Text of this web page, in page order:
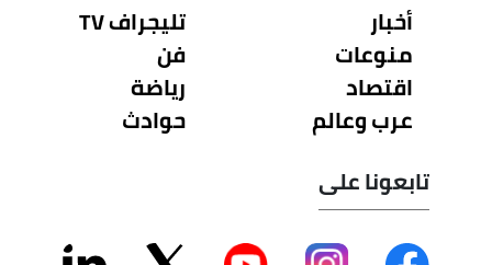
أخبار
منوعات
اقتصاد
عرب وعالم
تليجراف TV
فن
رياضة
حوادث
تابعونا على